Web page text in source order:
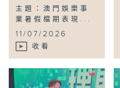
主題：澳門娛樂事
業暑假檔期表現...
11/07/2026
收看